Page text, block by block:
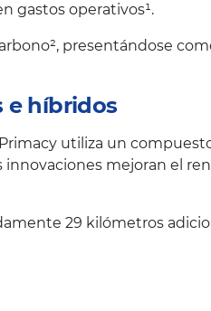
gastos operativos¹.
presentándose
e híbridos
utiliza un
mejoran el
29 kilómetros